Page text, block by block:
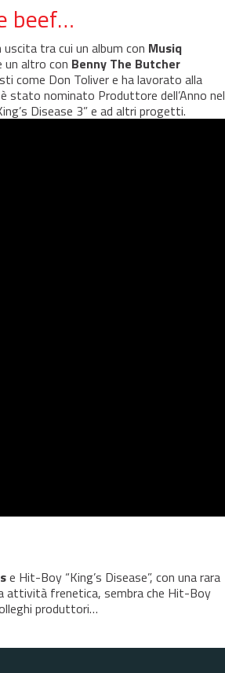
beef…
tra cui un album con Musiq
un altro con Benny The Butcher
come Don Toliver e ha lavorato alla
stato nominato Produttore dell’Anno nel
Disease 3” e ad altri progetti.
e Hit-Boy “King’s Disease”, con una rara
attività frenetica, sembra che Hit-Boy
produttori…